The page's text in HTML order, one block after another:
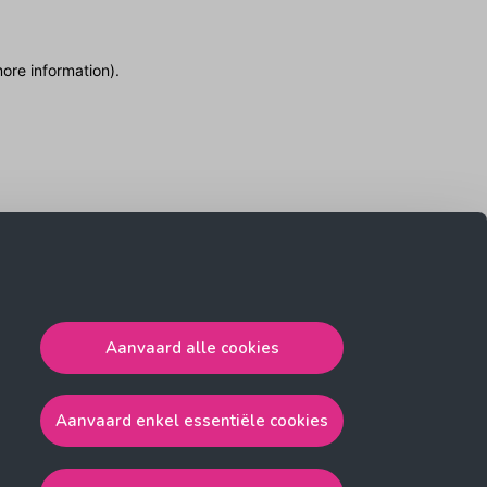
Aanvaard alle cookies
Aanvaard enkel essentiële cookies
information).